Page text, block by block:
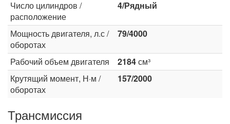
Число цилиндров /
расположение
4/Рядный
Мощность двигателя, л.с /
оборотах
79/4000
Рабочий объем двигателя 2184см³
Крутящий момент, Н·м /
оборотах
157/2000
Трансмиссия